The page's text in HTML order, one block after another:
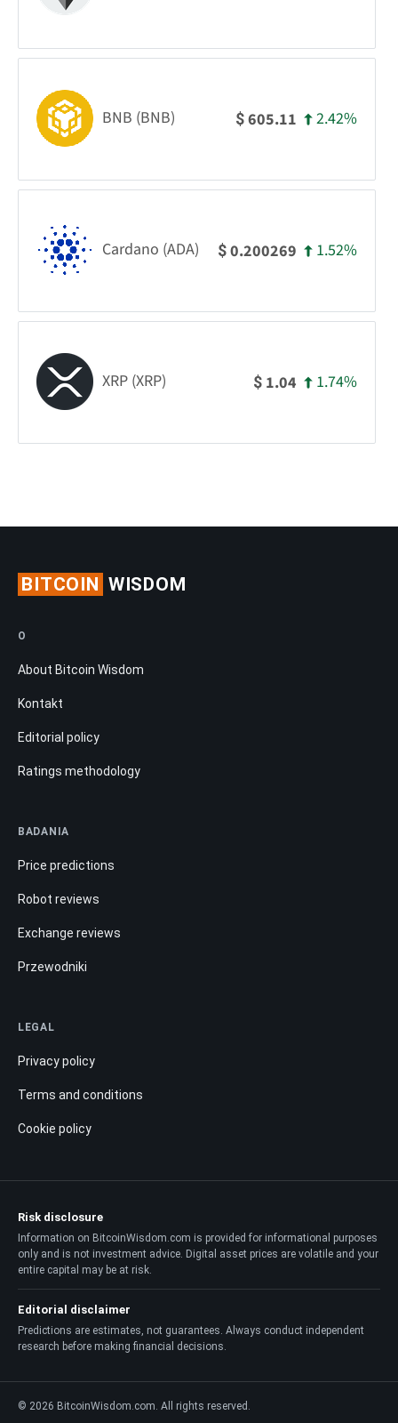
BNB (BNB) $605.11 2.42%
Cardano (ADA) $0.200269 1.52%
XRP (XRP) $ 1.04 1.74%
BITCOIN WISDOM
O
About Bitcoin Wisdom
Kontakt
Editorial policy
Ratings methodology
BADANIA
Price predictions
Robot reviews
Exchange reviews
Przewodniki
LEGAL
Privacy policy
Terms and conditions
Cookie policy
Risk disclosure
Information on BitcoinWisdom.com is provided for informational purposes
only and is not investment advice. Digital asset prices are volatile and your
entire capital may be at risk.
Editorial disclaimer
Predictions are estimates, not guarantees. Always conduct independent
research before making financial decisions.
© 2026 BitcoinWisdom.com. All rights reserved.